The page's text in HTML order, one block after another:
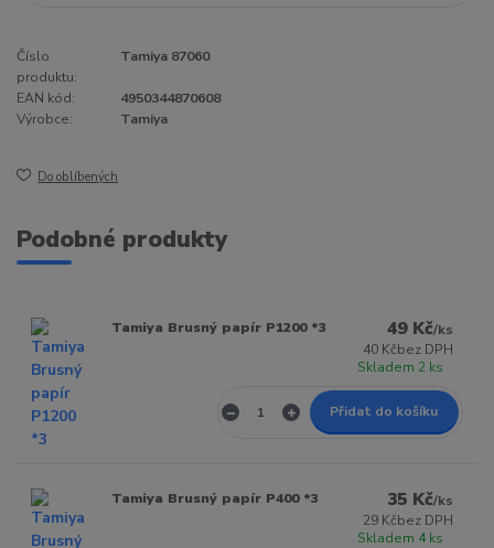
Číslo
produktu:
Tamiya 87060
EAN kód:
4950344870608
Výrobce:
Tamiya
Do oblíbených
Podobné produkty
Tamiya Brusný papír P1200 *3 49 Kč/ks
40 Kčbez DPH
Skladem 2 ks
Přidat do košíku
Tamiya Brusný papír P400 *3 35 Kč/ks
29 Kčbez DPH
Skladem 4 ks